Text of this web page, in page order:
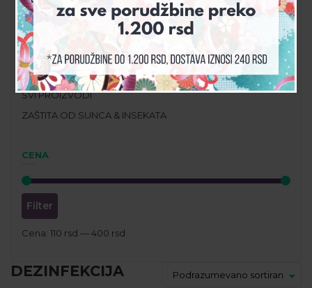
GALAHEALTH
KOZMETIKA
PREPORUČENI PROIZVODI
PROPOLIS PROIZVODI
SVI PROIZVODI
ZAŠTITA OD SUNCA & INSEKATA
CENA
Filter
Cena: 110 rsd —400 rsd
DEZINFEKCIJA